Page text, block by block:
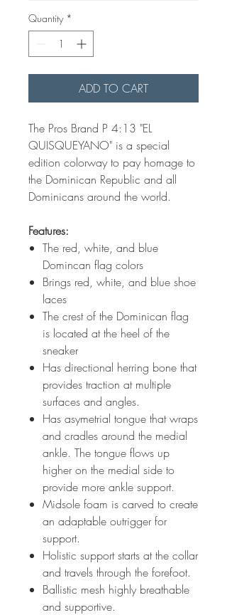
Quantity *
ADD TO CART
The Pros Brand P 4:13 "EL
QUISQUEYANO" is a special
edition colorway to pay homage to
the Dominican Republic and all
Dominicans around the world.
Features:
The red, white, and blue
Domincan flag colors
Brings red, white, and blue shoe
laces
The crest of the Dominican flag
is located at the heel of the
sneaker
Has directional herring bone that
provides traction at multiple
surfaces and angles.
Has asymetrial tongue that wraps
and cradles around the medial
ankle. The tongue flows up
higher on the medial side to
provide more ankle support.
Midsole foam is carved to create
an adaptable outrigger for
support.
Holistic support starts at the collar
and travels through the forefoot.
Ballistic mesh highly breathable
and supportive.